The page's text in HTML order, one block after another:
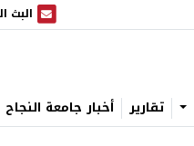
البثالبث
تقارير أخبار جامعة النجاح